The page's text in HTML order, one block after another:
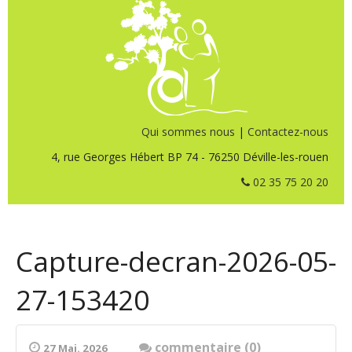
Qui sommes nous | Contactez-nous
4, rue Georges Hébert BP 74 - 76250 Déville-les-rouen
02 35 75 20 20
Capture-decran-2026-05-
27-153420
27 Mai. 2026
commentaire (0)